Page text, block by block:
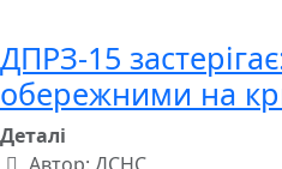
ДПРЗ-15
обережними на
Деталі